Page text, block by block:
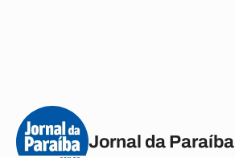
Jornal da Paraíba